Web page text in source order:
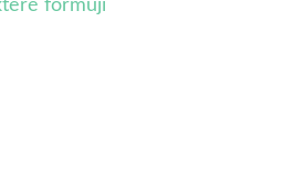
formují